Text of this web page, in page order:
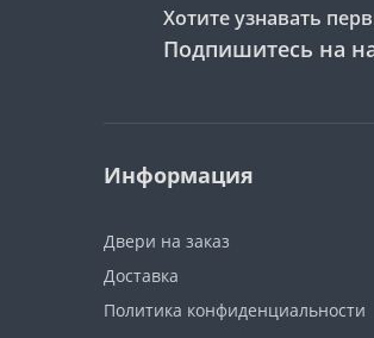
Хотите узнавать
Подпишитесь на
Информация
Двери на заказ
Доставка
Политика конфиденциальности